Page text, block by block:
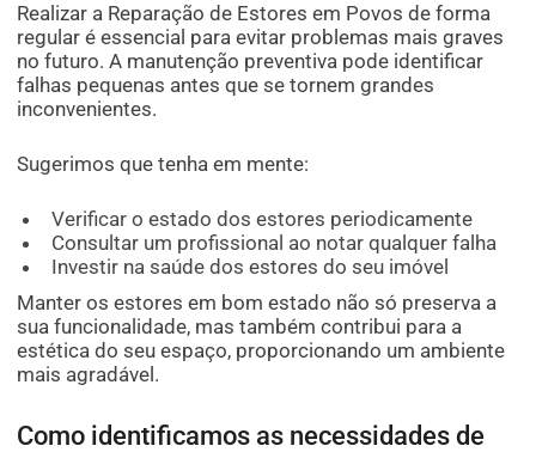
Realizar a Reparação de Estores em Povos de forma
regular é essencial para evitar problemas mais graves
no futuro. A manutenção preventiva pode identificar
falhas pequenas antes que se tornem grandes
inconvenientes.
Sugerimos que tenha em mente:
Verificar o estado dos estores periodicamente
Consultar um profissional ao notar qualquer falha
Investir na saúde dos estores do seu imóvel
Manter os estores em bom estado não só preserva a
sua funcionalidade, mas também contribui para a
estética do seu espaço, proporcionando um ambiente
mais agradável.
Como identificamos as necessidades de